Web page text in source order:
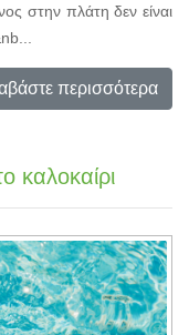
στην πλάτη δεν είναι
περισσότερα
καλοκαίρι